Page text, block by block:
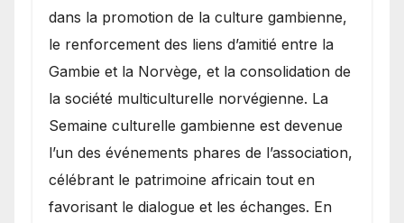
dans la promotion de la culture gambienne,
le renforcement des liens d’amitié entre la
Gambie et la Norvège, et la consolidation de
la société multiculturelle norvégienne. La
Semaine culturelle gambienne est devenue
l’un des événements phares de l’association,
célébrant le patrimoine africain tout en
favorisant le dialogue et les échanges. En